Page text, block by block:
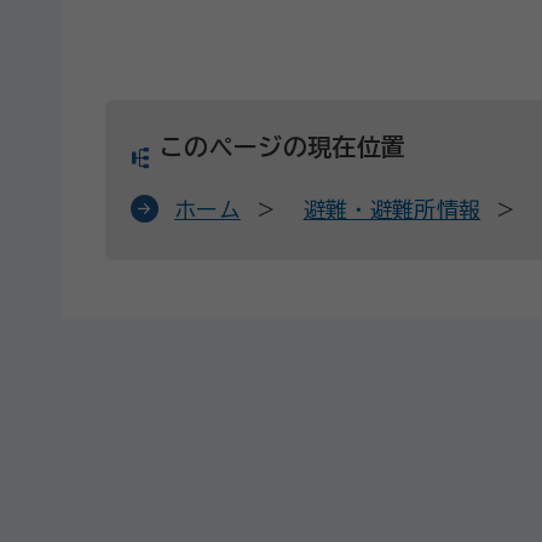
このページの現在位置
ホーム 避難・避難所情報